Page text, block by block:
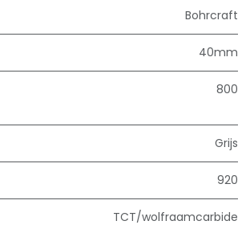
Bohrcraft
40mm
800
Grijs
920
TCT/wolfraamcarbide